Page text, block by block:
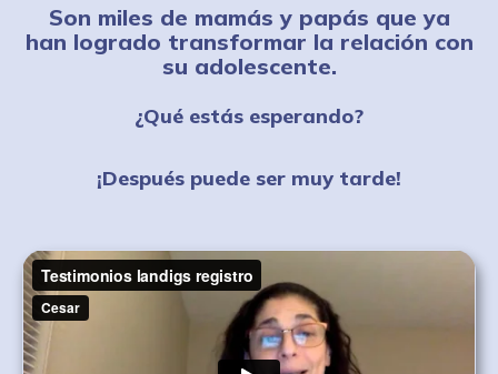
Son miles de mamás y papás que ya
han logrado transformar la relación con
su adolescente.
¿Qué estás esperando?
¡Después puede ser muy tarde!